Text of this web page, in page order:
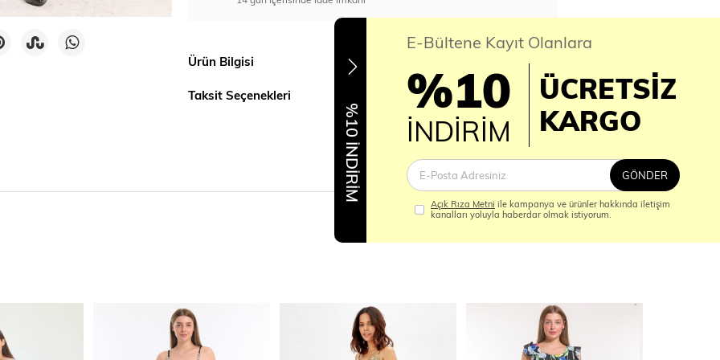
Ürün Bilgisi
Taksit Seçenekleri
%10 İNDİRİM
E-Bültene Kayıt Olanlara
%10
İNDİRİM
ÜCRETSİZ
KARGO
GÖNDER
Açık Rıza Metni ile kampanya ve ürünler hakkında iletişim
kanalları yoluyla haberdar olmak istiyorum.